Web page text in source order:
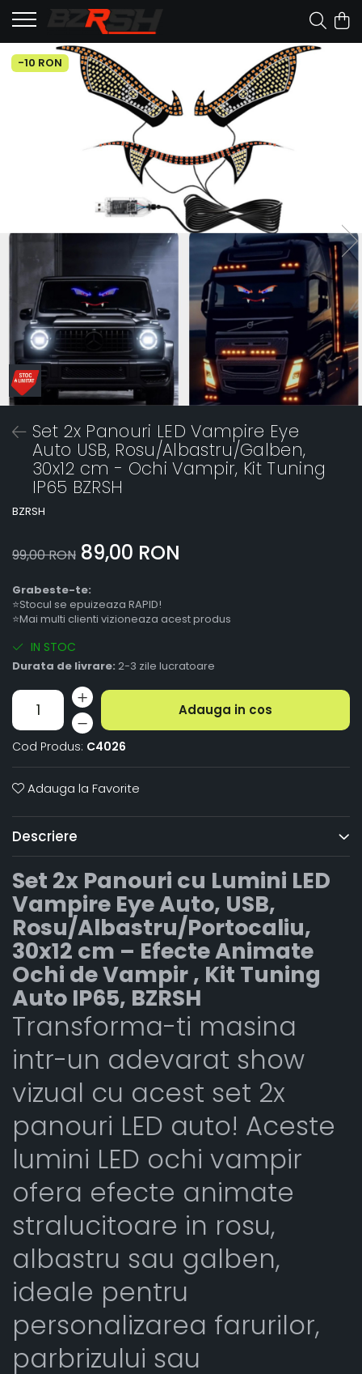
-10 RON
Set 2x Panouri LED Vampire Eye
Auto USB, Rosu/Albastru/Galben,
30x12 cm - Ochi Vampir, Kit Tuning
IP65 BZRSH
BZRSH
99,00 RON 89,00 RON
Grabeste-te:
⭐Stocul se epuizeaza RAPID!
⭐Mai multi clienti vizioneaza acest produs
IN STOC
Durata de livrare: 2-3 zile lucratoare
Adauga in cos
Cod Produs: C4026
Adauga la Favorite
Descriere
Set 2x Panouri cu Lumini LED
Vampire Eye Auto, USB,
Rosu/Albastru/Portocaliu,
30x12 cm – Efecte Animate
Ochi de Vampir , Kit Tuning
Auto IP65, BZRSH
Transforma-ti masina
intr-un adevarat show
vizual cu acest set 2x
panouri LED auto! Aceste
lumini LED ochi vampir
ofera efecte animate
stralucitoare in rosu,
albastru sau galben,
ideale pentru
personalizarea farurilor,
parbrizului sau